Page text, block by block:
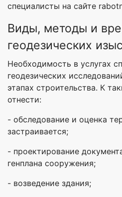
специалисты на сайте
Виды, методы и
геодезических
Необходимость в услугах
геодезических
этапах строительства. К
отнести:
- обследование и оценка
застраивается;
- проектирование
генплана сооружения;
- возведение здания;